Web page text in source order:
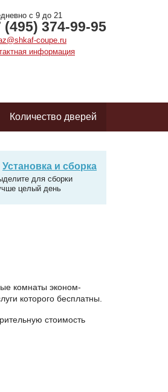
с 9 до 21
(495) 374-99-95
coupe.ru
информация
Количество дверей
Установка и сборка
для сборки
целый день
комнаты эконом-
которого бесплатны.
стоимость